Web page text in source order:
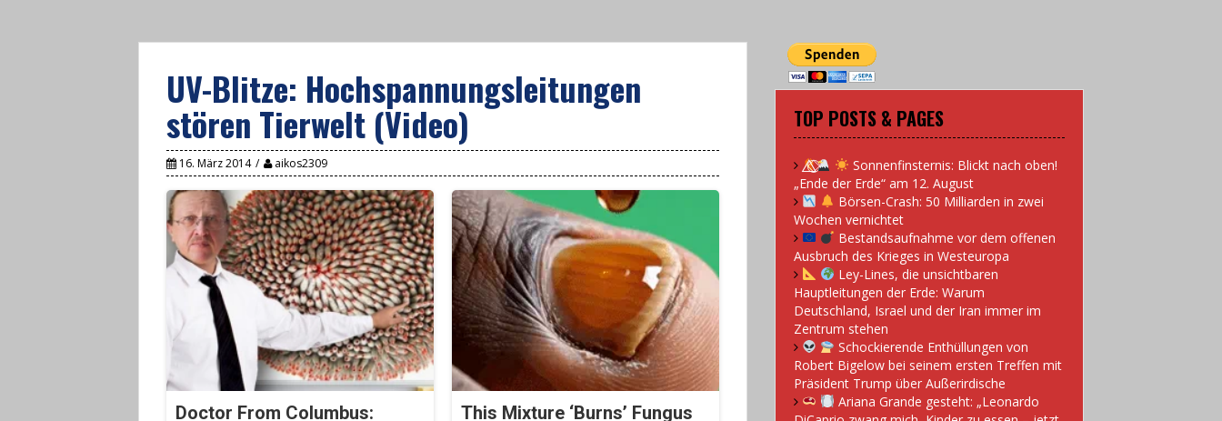
UV-Blitze: Hochspannungsleitungen
stören Tierwelt (Video)
16. März 2014 aikos2309
Doctor From Columbus:
This Mixture ‘Burns’ Fungus
TOP POSTS & PAGES
Sonnenfinsternis: Blickt nach oben!
„Ende der Erde“ am 12. August
Börsen-Crash: 50 Milliarden in zwei
Wochen vernichtet
Bestandsaufnahme vor dem offenen
Ausbruch des Krieges in Westeuropa
Ley-Lines, die unsichtbaren
Hauptleitungen der Erde: Warum
Deutschland, Israel und der Iran immer im
Zentrum stehen
Schockierende Enthüllungen von
Robert Bigelow bei seinem ersten Treffen mit
Präsident Trump über Außerirdische
Ariana Grande gesteht: „Leonardo